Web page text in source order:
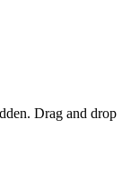
Drag and drop